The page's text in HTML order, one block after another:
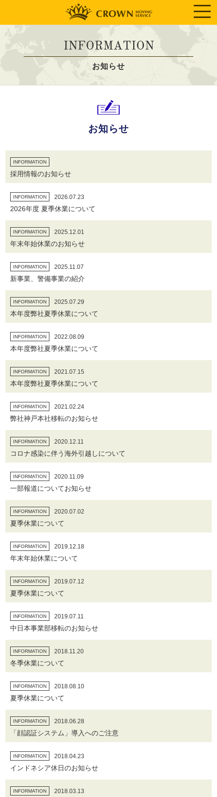
INFORMATION
お知らせ
お知らせ
INFORMATION
採用情報のお知らせ
INFORMATION 2026.07.23
2026年度 夏季休業について
INFORMATION 2025.12.01
年末年始休業のお知らせ
INFORMATION 2025.11.07
新事業、警備事業の紹介
INFORMATION 2025.07.29
本年度弊社夏季休業について
INFORMATION 2022.08.09
本年度弊社夏季休業について
INFORMATION 2021.07.15
本年度弊社夏季休業について
INFORMATION 2021.02.24
弊社神戸本社移転のお知らせ
INFORMATION 2020.12.11
コロナ感染に伴う海外引越しについて
INFORMATION 2020.11.09
一部報道についてお知らせ
INFORMATION 2020.07.02
夏季休業について
INFORMATION 2019.12.18
年末年始休業について
INFORMATION 2019.07.12
夏季休業について
INFORMATION 2019.07.11
中日本事業部移転のお知らせ
INFORMATION 2018.11.20
冬季休業について
INFORMATION 2018.08.10
夏季休業について
INFORMATION 2018.06.28
「顔認証システム」導入へのご注意
INFORMATION 2018.04.23
インドネシア休日のお知らせ
INFORMATION 2018.03.13